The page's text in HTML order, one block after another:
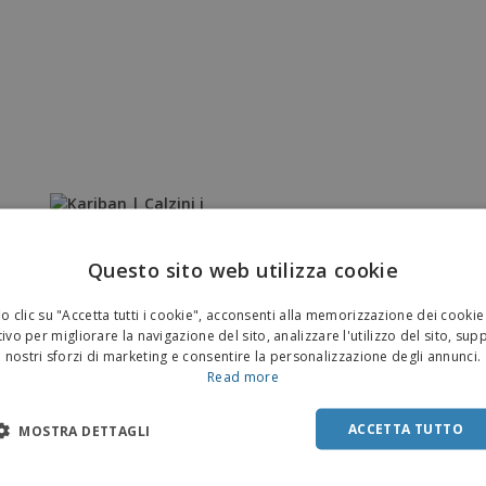
Questo sito web utilizza cookie
clic su "Accetta tutti i cookie", acconsenti alla memorizzazione dei
per migliorare la navigazione del sito, analizzare l'utilizzo del sito,
nostri sforzi di marketing e consentire la personalizzazione degli annunci.
Read more
ACCETTA TUTTO
MOSTRA DETTAGLI